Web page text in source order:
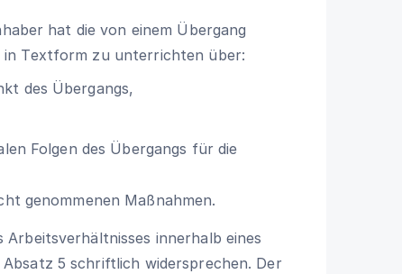
hat die von einem Übergang
Textform zu unterrichten über:
des Übergangs,
Folgen des Übergangs für die
genommenen Maßnahmen.
innerhalb eines
5 schriftlich widersprechen. Der